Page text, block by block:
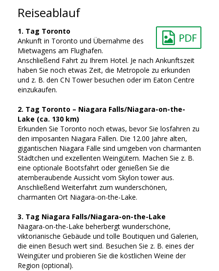
Reiseablauf
1. Tag Toronto
Ankunft in Toronto und Übernahme des
Mietwagens am Flughafen.
Anschließend Fahrt zu Ihrem Hotel. Je nach Ankunftszeit
haben Sie noch etwas Zeit, die Metropole zu erkunden
und z. B. den CN Tower besuchen oder im Eaton Centre
einzukaufen.
2. Tag Toronto – Niagara Falls/Niagara-on-the-
Lake (ca. 130 km)
Erkunden Sie Toronto noch etwas, bevor Sie losfahren zu
den imposanten Niagara Fällen. Die 12.00 Jahre alten,
gigantischen Niagara Fälle sind umgeben von charmanten
Städtchen und exzellenten Weingütern. Machen Sie z. B.
eine optionale Bootsfahrt oder genießen Sie die
atemberaubende Aussicht vom Skylon tower aus.
Anschließend Weiterfahrt zum wunderschönen,
charmanten Ort Niagara-on-the-Lake.
3. Tag Niagara Falls/Niagara-on-the-Lake
Niagara-on-the-Lake beherbergt wunderschöne,
viktorianische Gebäude und tolle Boutiquen und Galerien,
die einen Besuch wert sind. Besuchen Sie z. B. eines der
Weingüter und probieren Sie die köstlichen Weine der
Region (optional).